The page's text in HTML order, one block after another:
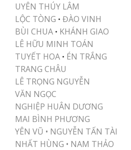
UYÊN THÚY LÂM
LỘC TÒNG • ĐÀO VINH
BÙI CHUA • KHÁNH GIAO
LÊ HỮU MINH TOÁN
TUYẾT HOA • ÉN TRẮNG
TRANG CHÂU
LÊ TRỌNG NGUYỄN
VĂN NGỌC
NGHIỆP HUÂN DƯƠNG
MAI BÌNH PHƯƠNG
YÊN VŨ • NGUYỄN TẤN TÀI
NHẤT HÙNG • NAM THẢO